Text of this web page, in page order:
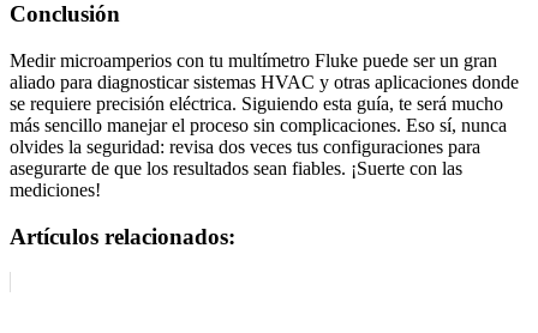
Conclusión
Medir microamperios con tu multímetro Fluke puede ser un gran
aliado para diagnosticar sistemas HVAC y otras aplicaciones donde
se requiere precisión eléctrica. Siguiendo esta guía, te será mucho
más sencillo manejar el proceso sin complicaciones. Eso sí, nunca
olvides la seguridad: revisa dos veces tus configuraciones para
asegurarte de que los resultados sean fiables. ¡Suerte con las
mediciones!
Artículos relacionados: